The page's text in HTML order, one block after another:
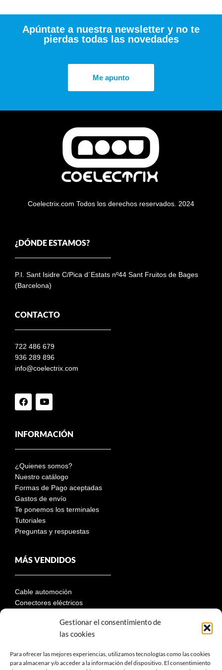
Gestionar el consentimiento de
las cookies
Para ofrecer las mejores experiencias, utilizamos tecnologías como las cookies
para almacenar y/o acceder a la información del dispositivo. El consentimiento
Apúntate a nuestra newsletter y no te
pierdas todas las novedades
Me apunto
Coelectrix.com Todos los derechos reservados. 2024
¿DÓNDE ESTAMOS?
P.I. Sant Isidre C/Pica d´Estats nº44 Sant Fruitos de Bages
(Barcelona)
CONTACTO
722 486 679
936 289 896
info@coelectrix.com
INFORMACIÓN
¿Quienes somos?
Nuestro catálogo
Formas de Pago aceptadas
Gastos de envío
Te ponemos los terminales
Tutoriales
Preguntas y respuestas
MÁS VENDIDOS
Cable automoción
Conectores eléctricos
Fusibles automoción
Paneles solares